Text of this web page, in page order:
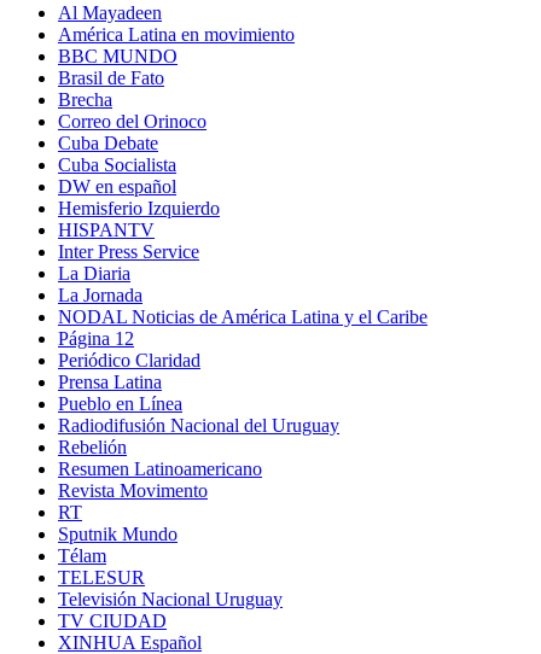
Al Mayadeen
América Latina en movimiento
BBC MUNDO
Brasil de Fato
Brecha
Correo del Orinoco
Cuba Debate
Cuba Socialista
DW en español
Hemisferio Izquierdo
HISPANTV
Inter Press Service
La Diaria
La Jornada
NODAL Noticias de América Latina y el Caribe
Página 12
Periódico Claridad
Prensa Latina
Pueblo en Línea
Radiodifusión Nacional del Uruguay
Rebelión
Resumen Latinoamericano
Revista Movimento
RT
Sputnik Mundo
Télam
TELESUR
Televisión Nacional Uruguay
TV CIUDAD
XINHUA Español